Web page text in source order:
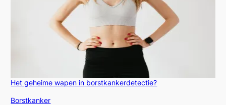
Het geheime wapen in borstkankerdetectie?
In relatie tot
Borstkanker